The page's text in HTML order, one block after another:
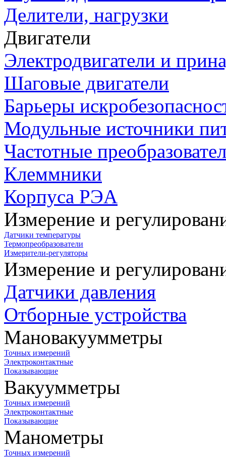
Делители, нагрузки
Двигатели
Электродвигатели и
Шаговые двигатели
Барьеры
Модульные источники
Частотные
Клеммники
Корпуса РЭА
Измерение и
Датчики температуры
Термопреобразователи
Измерители-регуляторы
Измерение и
Датчики давления
Отборные устройства
Мановакуумметры
Точных измерений
Электроконтактные
Показывающие
Вакуумметры
Точных измерений
Электроконтактные
Показывающие
Манометры
Точных измерений